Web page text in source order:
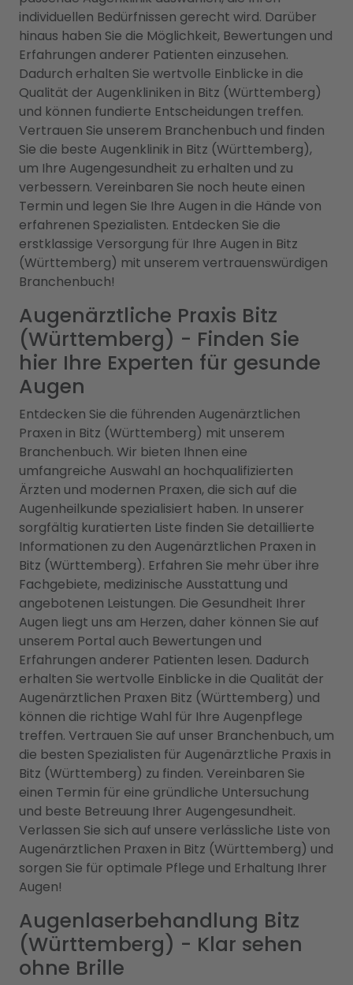
individuellen Bedürfnissen gerecht wird. Darüber
hinaus haben Sie die Möglichkeit, Bewertungen und
Erfahrungen anderer Patienten einzusehen.
Dadurch erhalten Sie wertvolle Einblicke in die
Qualität der Augenkliniken in Bitz (Württemberg)
und können fundierte Entscheidungen treffen.
Vertrauen Sie unserem Branchenbuch und finden
Sie die beste Augenklinik in Bitz (Württemberg),
um Ihre Augengesundheit zu erhalten und zu
verbessern. Vereinbaren Sie noch heute einen
Termin und legen Sie Ihre Augen in die Hände von
erfahrenen Spezialisten. Entdecken Sie die
erstklassige Versorgung für Ihre Augen in Bitz
(Württemberg) mit unserem vertrauenswürdigen
Branchenbuch!
Augenärztliche Praxis Bitz
(Württemberg) - Finden Sie
hier Ihre Experten für gesunde
Augen
Entdecken Sie die führenden Augenärztlichen
Praxen in Bitz (Württemberg) mit unserem
Branchenbuch. Wir bieten Ihnen eine
umfangreiche Auswahl an hochqualifizierten
Ärzten und modernen Praxen, die sich auf die
Augenheilkunde spezialisiert haben. In unserer
sorgfältig kuratierten Liste finden Sie detaillierte
Informationen zu den Augenärztlichen Praxen in
Bitz (Württemberg). Erfahren Sie mehr über ihre
Fachgebiete, medizinische Ausstattung und
angebotenen Leistungen. Die Gesundheit Ihrer
Augen liegt uns am Herzen, daher können Sie auf
unserem Portal auch Bewertungen und
Erfahrungen anderer Patienten lesen. Dadurch
erhalten Sie wertvolle Einblicke in die Qualität der
Augenärztlichen Praxen Bitz (Württemberg) und
können die richtige Wahl für Ihre Augenpflege
treffen. Vertrauen Sie auf unser Branchenbuch, um
die besten Spezialisten für Augenärztliche Praxis in
Bitz (Württemberg) zu finden. Vereinbaren Sie
einen Termin für eine gründliche Untersuchung
und beste Betreuung Ihrer Augengesundheit.
Verlassen Sie sich auf unsere verlässliche Liste von
Augenärztlichen Praxen in Bitz (Württemberg) und
sorgen Sie für optimale Pflege und Erhaltung Ihrer
Augen!
Augenlaserbehandlung Bitz
(Württemberg) - Klar sehen
ohne Brille